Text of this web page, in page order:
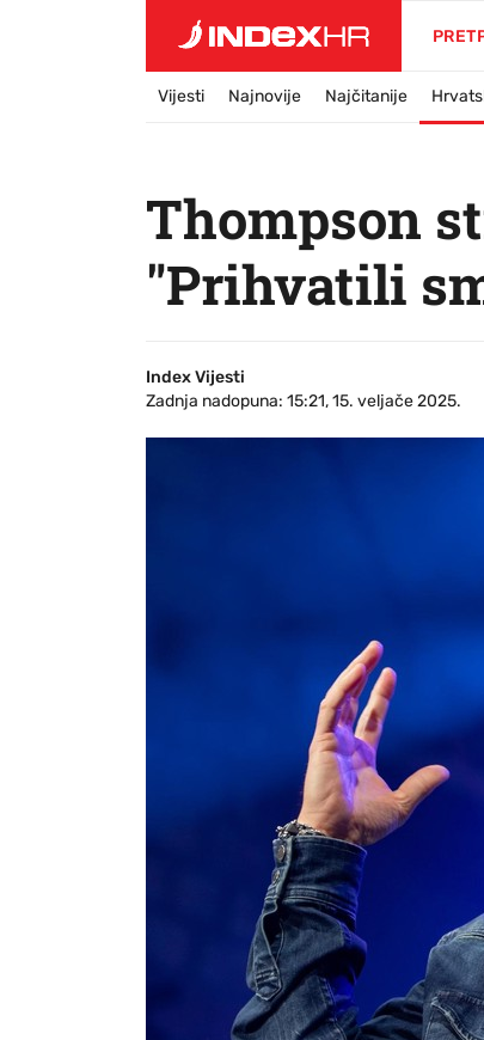
Vijesti Najnovije Najčitanije
Thompson
"Prihvatili
Index Vijesti
Zadnja nadopuna: 15:21, 15. veljače 2025.